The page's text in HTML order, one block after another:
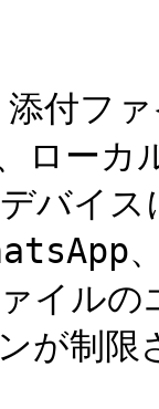
ファ
ロー
バイ
イル
が制限